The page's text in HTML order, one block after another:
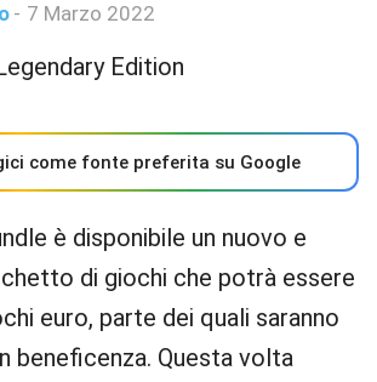
- 7 Marzo 2022
come fonte preferita su Google
è disponibile un nuovo e
di giochi che potrà essere
euro, parte dei quali saranno
beneficenza. Questa volta